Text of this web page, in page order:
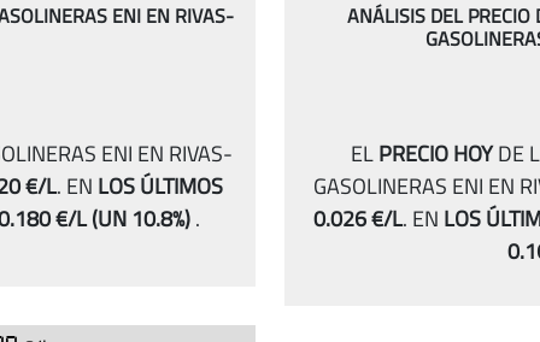
ENI EN RIVAS-
ENI EN RIVAS-
€/L. EN LOS ÚLTIMOS
€/L(UN 10.8%).
ANÁLISIS DEL
ELPRECIO HOYDE
GASOLINERAS ENI EN
0.026 €/L. EN LOS